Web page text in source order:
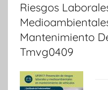
Riesgos
Mantenimiento
Tmvg0409